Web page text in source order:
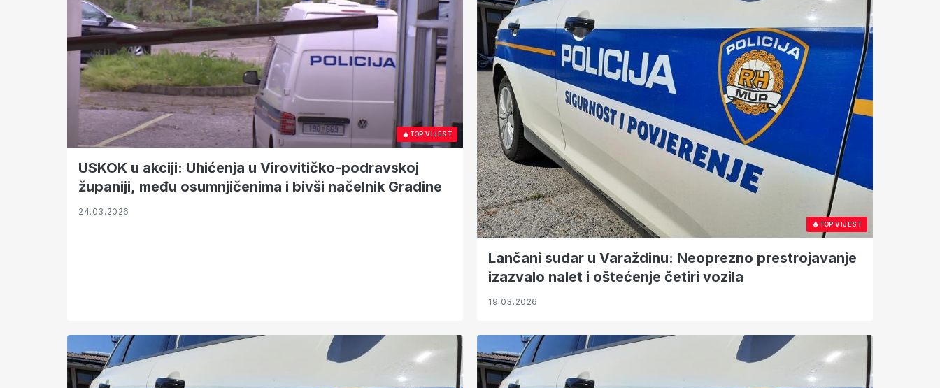
🔥TOP VIJEST
USKOK u akciji: Uhićenja u Virovitičko-podravskoj
županiji, među osumnjičenima i bivši načelnik Gradine
24.03.2026
🔥TOP VIJEST
Lančani sudar u Varaždinu: Neoprezno prestrojavanje
izazvalo nalet i oštećenje četiri vozila
19.03.2026